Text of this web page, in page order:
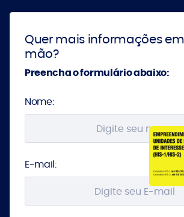
Quer mais informações
mão?
Preencha o formulário abaixo:
Nome:
E-mail: